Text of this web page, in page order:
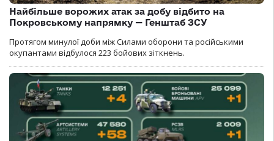
Найбільше ворожих атак за добу відбито на
Покровському напрямку — Генштаб ЗСУ
Протягом минулої доби між Силами оборони та російськими
окупантами відбулося 223 бойових зіткнень.